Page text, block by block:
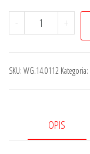
- +
SKU: WG.14.0112 Kategoria:
OPIS